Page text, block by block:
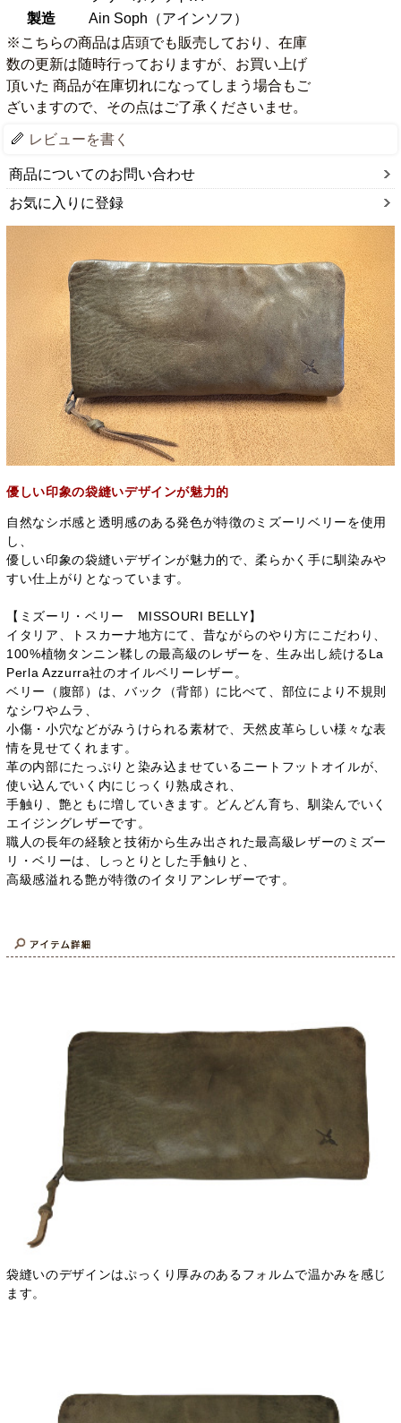
製造
Ain Soph（アインソフ）
※こちらの商品は店頭でも販売しており、在庫
数の更新は随時行っておりますが、お買い上げ
頂いた 商品が在庫切れになってしまう場合もご
ざいますので、その点はご了承くださいませ。
レビューを書く
商品についてのお問い合わせ
お気に入りに登録
優しい印象の袋縫いデザインが魅力的
自然なシボ感と透明感のある発色が特徴のミズーリベリーを使用
し、
優しい印象の袋縫いデザインが魅力的で、柔らかく手に馴染みや
すい仕上がりとなっています。
【ミズーリ・ベリー MISSOURI BELLY】
イタリア、トスカーナ地方にて、昔ながらのやり方にこだわり、
100%植物タンニン鞣しの最高級のレザーを、生み出し続けるLa
Perla Azzurra社のオイルベリーレザー。
ベリー（腹部）は、バック（背部）に比べて、部位により不規則
なシワやムラ、
小傷・小穴などがみうけられる素材で、天然皮革らしい様々な表
情を見せてくれます。
革の内部にたっぷりと染み込ませているニートフットオイルが、
使い込んでいく内にじっくり熟成され、
手触り、艶ともに増していきます。どんどん育ち、馴染んでいく
エイジングレザーです。
職人の長年の経験と技術から生み出された最高級レザーのミズー
リ・ベリーは、しっとりとした手触りと、
高級感溢れる艶が特徴のイタリアンレザーです。
袋縫いのデザインはぷっくり厚みのあるフォルムで温かみを感じ
ます。